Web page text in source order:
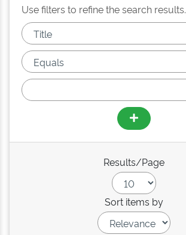
Use filters to refine the search results.
Results/Page
Sort items by